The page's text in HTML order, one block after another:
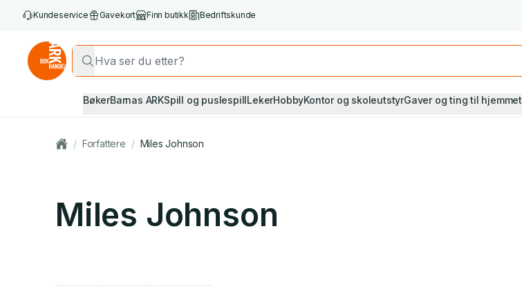
Kundeservice Gavekort Finn butikk Bedriftskunde
BøkerBarnas ARKSpill og puslespillLekerHobbyKontor og skoleutstyrGaver og ting til hjemmet
/ Forfattere / Miles Johnson
Miles Johnson